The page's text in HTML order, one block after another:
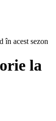
în acest sezon
la